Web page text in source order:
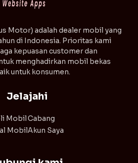
Motor) adalah dealer mobil yang
di Indonesia. Prioritas kami
kepuasan customer dan
menghadirkan mobil bekas
untuk konsumen.
Jelajahi
Mobil
Mobil
Cabang
Akun Saya